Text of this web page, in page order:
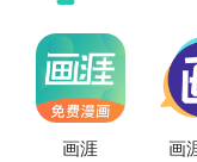
画涯 画